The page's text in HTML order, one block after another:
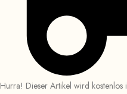
Hurra! Dieser Artikel wird